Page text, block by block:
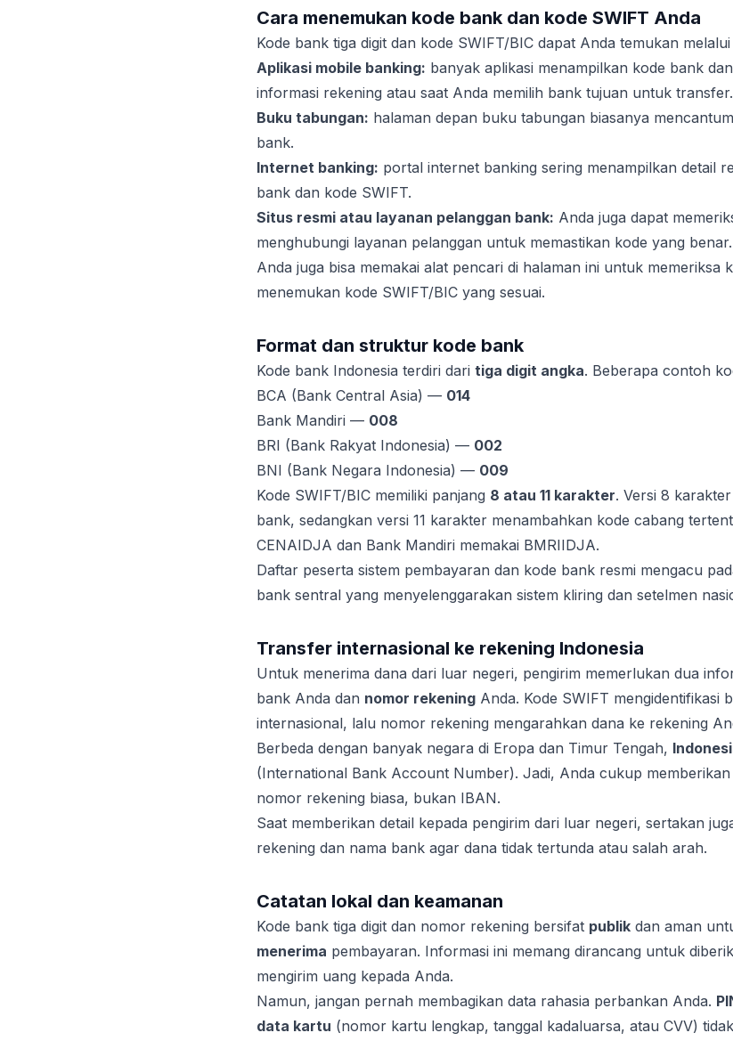
Cara menemukan kode bank dan kode SWIFT Anda
Kode bank tiga digit dan kode SWIFT/BIC dapat Anda temukan
Aplikasi mobile banking: banyak aplikasi menampilkan kode bank
informasi rekening atau saat Anda memilih bank tujuan untuk transfer.
Buku tabungan: halaman depan buku tabungan biasanya
bank.
Internet banking: portal internet banking sering menampilkan detail
bank dan kode SWIFT.
Situs resmi atau layanan pelanggan bank: Anda juga dapat
menghubungi layanan pelanggan untuk memastikan kode yang benar.
Anda juga bisa memakai alat pencari di halaman ini untuk memeriksa
menemukan kode SWIFT/BIC yang sesuai.
Format dan struktur kode bank
Kode bank Indonesia terdiri dari tiga digit angka. Beberapa contoh
BCA (Bank Central Asia) — 014
Bank Mandiri — 008
BRI (Bank Rakyat Indonesia) — 002
BNI (Bank Negara Indonesia) — 009
Kode SWIFT/BIC memiliki panjang 8 atau 11 karakter. Versi 8
bank, sedangkan versi 11 karakter menambahkan kode cabang
CENAIDJA dan Bank Mandiri memakai BMRIIDJA.
Daftar peserta sistem pembayaran dan kode bank resmi mengacu
bank sentral yang menyelenggarakan sistem kliring dan setelmen
Transfer internasional ke rekening Indonesia
Untuk menerima dana dari luar negeri, pengirim memerlukan dua
bank Anda dan nomor rekening Anda. Kode SWIFT mengidentifikasi
internasional, lalu nomor rekening mengarahkan dana ke rekening
Berbeda dengan banyak negara di Eropa dan Timur Tengah,
(International Bank Account Number). Jadi, Anda cukup
nomor rekening biasa, bukan IBAN.
Saat memberikan detail kepada pengirim dari luar negeri, sertakan
rekening dan nama bank agar dana tidak tertunda atau salah arah.
Catatan lokal dan keamanan
Kode bank tiga digit dan nomor rekening bersifat publik dan aman
menerima pembayaran. Informasi ini memang dirancang untuk
mengirim uang kepada Anda.
Namun, jangan pernah membagikan data rahasia perbankan Anda.
data kartu (nomor kartu lengkap, tanggal kadaluarsa, atau CVV)